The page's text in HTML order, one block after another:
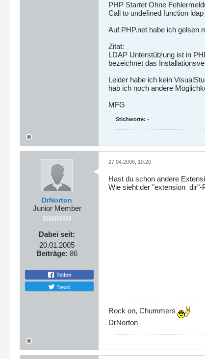
PHP Startet Ohne
Call to undefined function
Auf PHP.net habe ich gelsen
Zitat:
LDAP Unterstützung ist in
bezeichnet das
Leider habe ich kein
hab ich noch andere
MFG
Stichworte: -
DrNorton
Junior Member
Dabei seit:
20.01.2005
Beiträge: 86
Teilen
Tweet
27.04.2006, 10:20
Hast du schon andere
Wie sieht der
Rock on, Chummers
DrNorton